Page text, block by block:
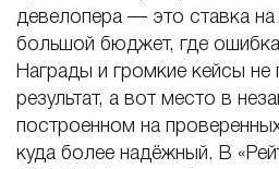
девелопера — это ставка
большой бюджет, где
Награды и громкие кейсы не
результат, а вот место в
построенном на
куда более надёжный. В